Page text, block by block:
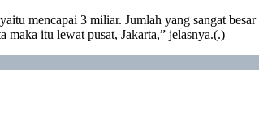
mencapai 3 miliar. Jumlah yang sangat
maka itu lewat pusat, Jakarta,” jelasnya.(.)